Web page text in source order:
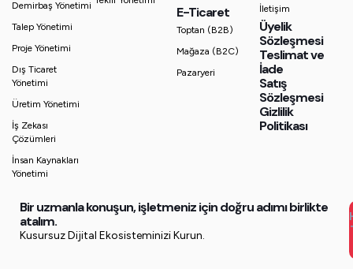
Demirbaş Yönetimi
Talep Yönetimi
Proje Yönetimi
Dış Ticaret
Yönetimi
Üretim Yönetimi
İş Zekası
Çözümleri
İnsan Kaynakları
Yönetimi
E-Ticaret
Toptan (B2B)
Mağaza (B2C)
Pazaryeri
İletişim
Üyelik
Sözleşmesi
Teslimat ve
İade
Satış
Sözleşmesi
Gizlilik
Politikası
Bir uzmanla konuşun, işletmeniz için doğru adımı birlikte
atalım.
Kusursuz Dijital Ekosisteminizi Kurun.